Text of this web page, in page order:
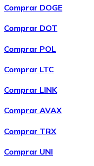
ComprarWrapped Bitcoin
Comprar DOGE
Comprar DOT
Comprar POL
Comprar LTC
Comprar LINK
Comprar AVAX
Comprar TRX
Comprar UNI